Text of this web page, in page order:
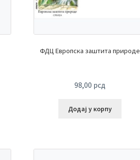
ФДЦ Европска заштита природе
98,00 рсд
Додај у корпу